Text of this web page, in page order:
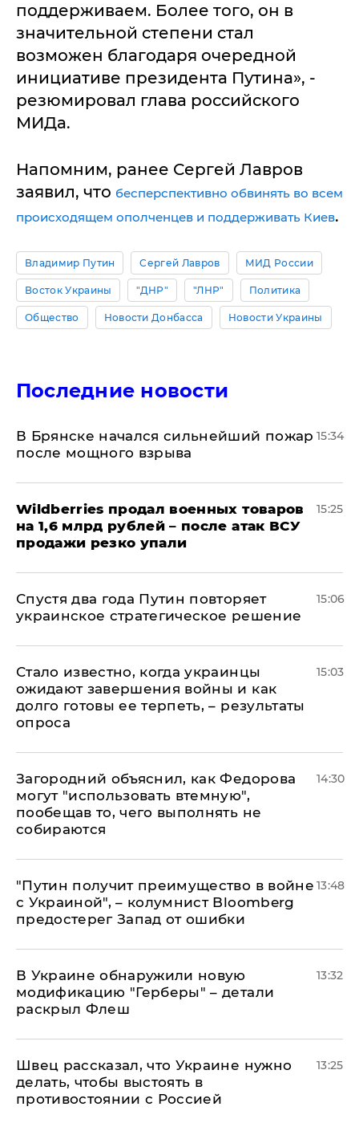
поддерживаем. Более того, он в
значительной степени стал
возможен благодаря очередной
инициативе президента Путина», -
резюмировал глава российского
МИДа.
Напомним, ранее Сергей Лавров
заявил, что бесперспективно обвинять во всем
происходящем ополченцев и поддерживать Киев.
Владимир Путин Сергей Лавров МИД России
Восток Украины "ДНР" "ЛНР" Политика
Общество Новости Донбасса Новости Украины
Последние новости
В Брянске начался сильнейший пожар
после мощного взрыва
15:34
​Wildberries продал военных товаров
на 1,6 млрд рублей – после атак ВСУ
продажи резко упали
15:25
Спустя два года Путин повторяет
украинское стратегическое решение
15:06
Стало известно, когда украинцы
ожидают завершения войны и как
долго готовы ее терпеть, – результаты
опроса
15:03
Загородний объяснил, как Федорова
могут "использовать втемную",
пообещав то, чего выполнять не
собираются
14:30
"Путин получит преимущество в войне
с Украиной", – колумнист Bloomberg
предостерег Запад от ошибки
13:48
В Украине обнаружили новую
модификацию "Герберы" – детали
раскрыл Флеш
13:32
Швец рассказал, что Украине нужно
делать, чтобы выстоять в
противостоянии с Россией
13:25